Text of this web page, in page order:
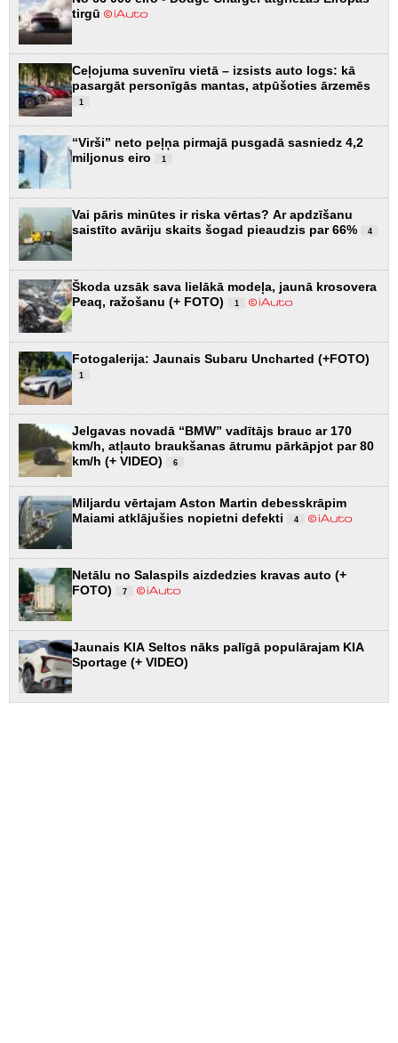
tirgū
Ceļojuma suvenīru vietā – izsists auto logs: kā
pasargāt personīgās mantas, atpūšoties ārzemēs
1
“Virši” neto peļņa pirmajā pusgadā sasniedz 4,2
miljonus eiro
1
Vai pāris minūtes ir riska vērtas? Ar apdzīšanu
saistīto avāriju skaits šogad pieaudzis par 66%
4
Škoda uzsāk sava lielākā modeļa, jaunā krosovera
Peaq, ražošanu (+ FOTO)
1
Fotogalerija: Jaunais Subaru Uncharted (+FOTO)
1
Jelgavas novadā “BMW” vadītājs brauc ar 170
km/h, atļauto braukšanas ātrumu pārkāpjot par 80
km/h (+ VIDEO)
6
Miljardu vērtajam Aston Martin debesskrāpim
Maiami atklājušies nopietni defekti
4
Netālu no Salaspils aizdedzies kravas auto (+
FOTO)
7
Jaunais KIA Seltos nāks palīgā populārajam KIA
Sportage (+ VIDEO)